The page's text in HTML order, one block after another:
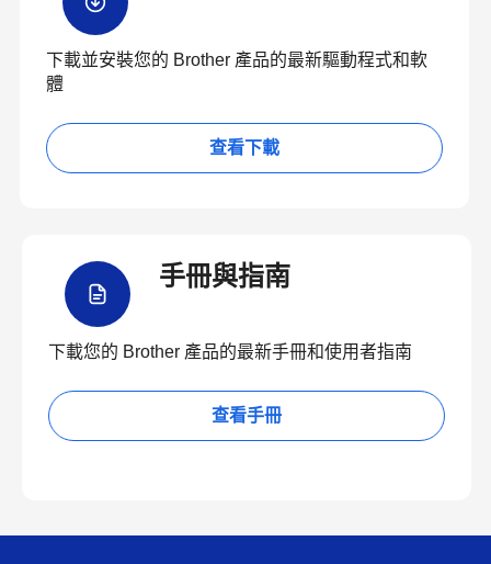
下載並安裝您的 Brother 產品的最新驅動程式和軟
體
查看下載
手冊與指南
下載您的 Brother 產品的最新手冊和使用者指南
查看手冊